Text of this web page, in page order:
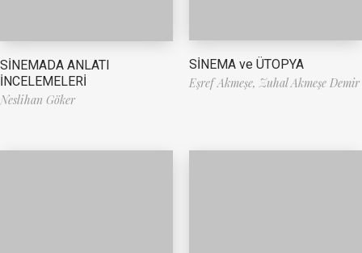
SİNEMADA ANLATI
İNCELEMELERİ
Neslihan Göker
SİNEMA ve ÜTOPYA
Eşref Akmeşe, Zuhal Akmeşe Demir